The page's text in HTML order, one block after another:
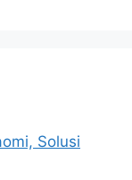
Solusi